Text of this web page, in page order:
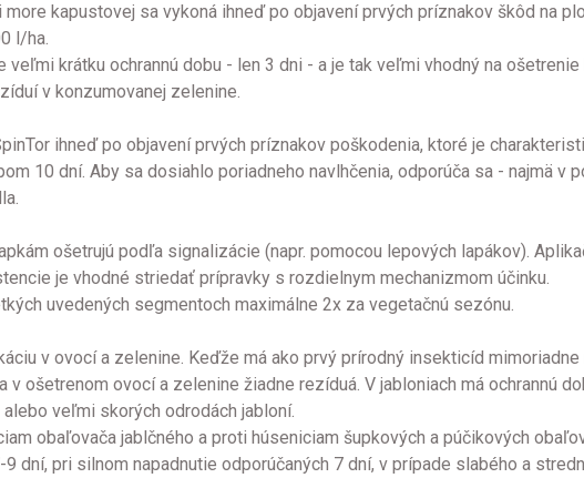
kapustovej sa vykoná ihneď po objavení prvých príznakov škôd na
l/ha.
krátku ochrannú dobu - len 3 dni - a je tak veľmi vhodný na
v konzumovanej zelenine.
ihneď po objavení prvých príznakov poškodenia, ktoré je
10 dní. Aby sa dosiahlo poriadneho navlhčenia, odporúča sa - najmä
ošetrujú podľa signalizácie (napr. pomocou lepových lapákov).
je vhodné striedať prípravky s rozdielnym mechanizmom účinku.
uvedených segmentoch maximálne 2x za vegetačnú sezónu.
v ovocí a zelenine. Keďže má ako prvý prírodný insekticíd
ošetrenom ovocí a zelenine žiadne rezíduá. V jabloniach má ochrannú
veľmi skorých odrodách jabloní.
obaľovača jablčného a proti húseniciam šupkových a púčikových
dní, pri silnom napadnutie odporúčaných 7 dní, v prípade slabého a